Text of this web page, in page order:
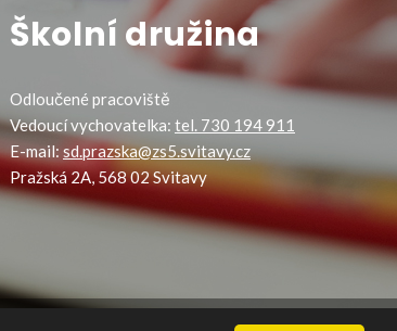
Školní družina
Odloučené pracoviště
Vedoucí vychovatelka: tel. 730 194 911
E-mail: sd.prazska@zs5.svitavy.cz
Pražská 2A, 568 02 Svitavy